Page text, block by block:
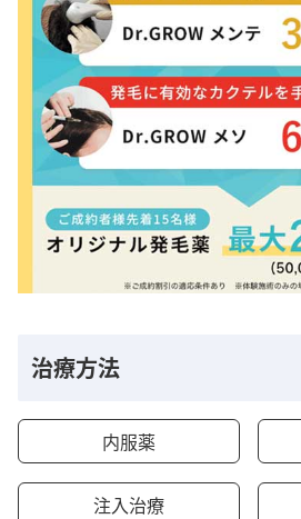
治療方法
内服薬
注入治療